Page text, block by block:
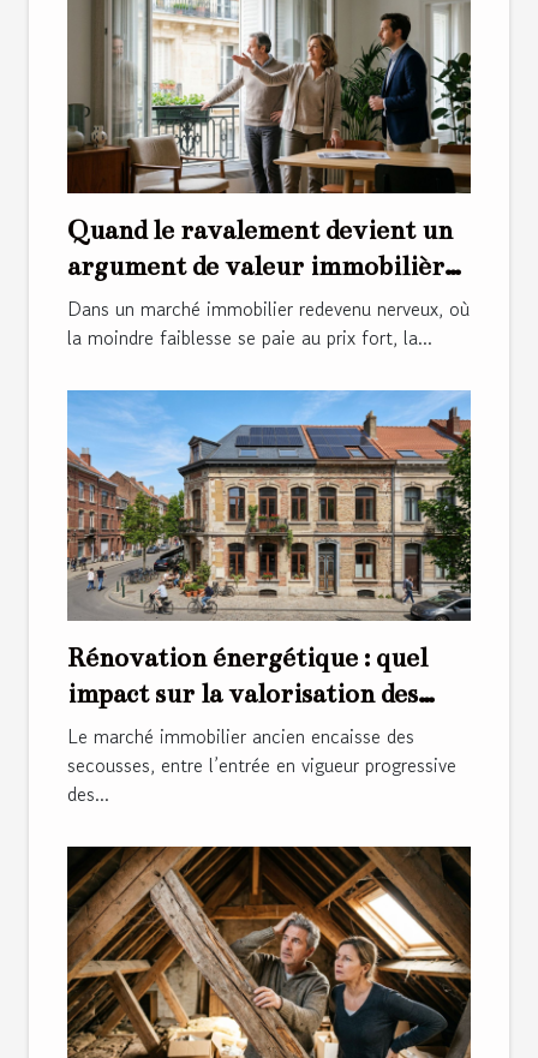
Quand le ravalement devient un
argument de valeur immobilière
insoupçonné
Dans un marché immobilier redevenu nerveux, où
la moindre faiblesse se paie au prix fort, la...
Rénovation énergétique : quel
impact sur la valorisation des
bâtiments anciens ?
Le marché immobilier ancien encaisse des
secousses, entre l’entrée en vigueur progressive
des...